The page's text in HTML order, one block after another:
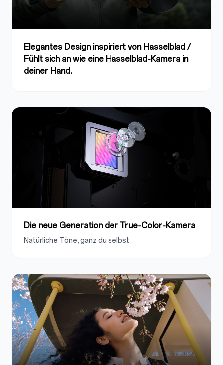
Elegantes Design inspiriert von Hasselblad /
Fühlt sich an wie eine Hasselblad‑Kamera in
deiner Hand.
Die neue Generation der True‑Color‑Kamera
Natürliche Töne, ganz du selbst